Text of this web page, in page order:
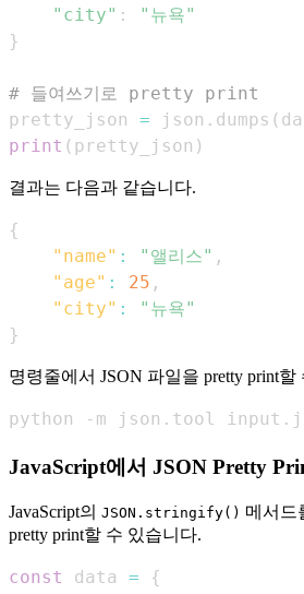
"city" :
"뉴욕"
}
# 들여쓰기로 pretty print
pretty_json = json . dumps (
print ( pretty_json )
결과는 다음과 같습니다.
{
"name" : "앨리스" ,
"age" : 25 ,
"city" :
"뉴욕"
}
명령줄에서 JSON 파일을 pretty print할
python -m json.tool
JavaScript에서 JSON Pretty
JavaScript의 JSON.stringify() 메서드
pretty print할 수 있습니다.
const data =
{